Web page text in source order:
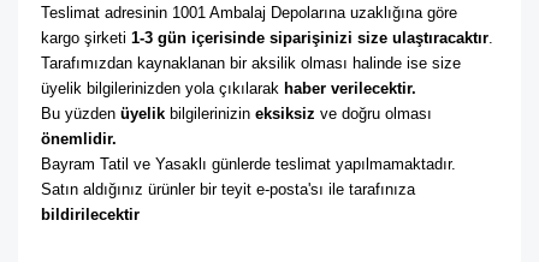
Teslimat adresinin 1001 Ambalaj Depolarına uzaklığına göre
kargo şirketi 1-3 gün içerisinde siparişinizi size ulaştıracaktır.
Tarafımızdan kaynaklanan bir aksilik olması halinde ise size
üyelik bilgilerinizden yola çıkılarak haber verilecektir.
Bu yüzden üyelik bilgilerinizin eksiksiz
önemlidir.
Bayram Tatil ve Yasaklı günlerde teslimat yapılmamaktadır.
Satın aldığınız ürünler bir teyit e-posta'sı ile tarafınıza
bildirilecektir